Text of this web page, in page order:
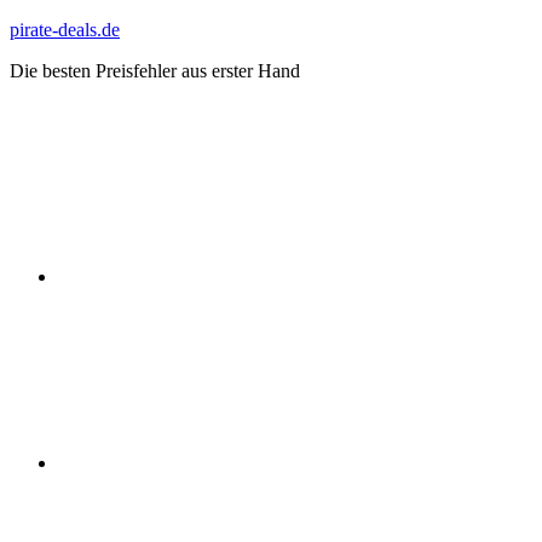
Zum
springen
pirate-deals.de
Die besten Preisfehler aus erster Hand